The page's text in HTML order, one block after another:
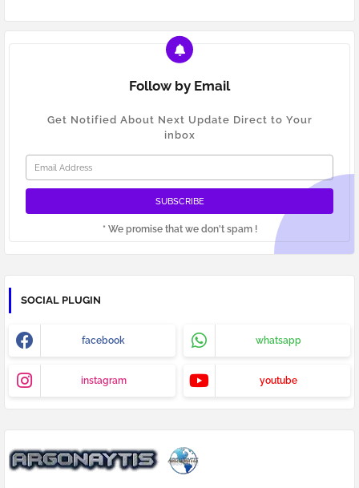
Follow by Email
Get Notified About Next Update Direct to Your
inbox
* We promise that we don't spam !
SOCIAL PLUGIN
facebook whatsapp
instagram youtube